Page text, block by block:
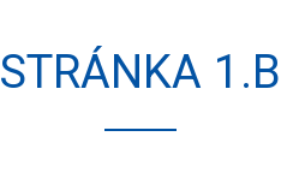
STRÁNKA 1.B